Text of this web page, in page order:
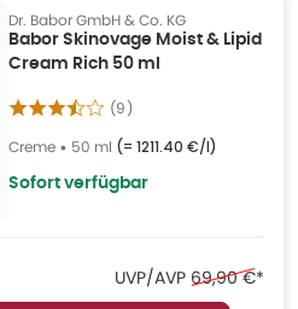
Dr. Babor GmbH & Co. KG
Babor Skinovage Moist & Lipid
Cream Rich 50 ml
(9)
Creme • 50 ml (= 1211.40 €/l)
Sofort verfügbar
UVP/AVP Ehemaliger
69,90 €*